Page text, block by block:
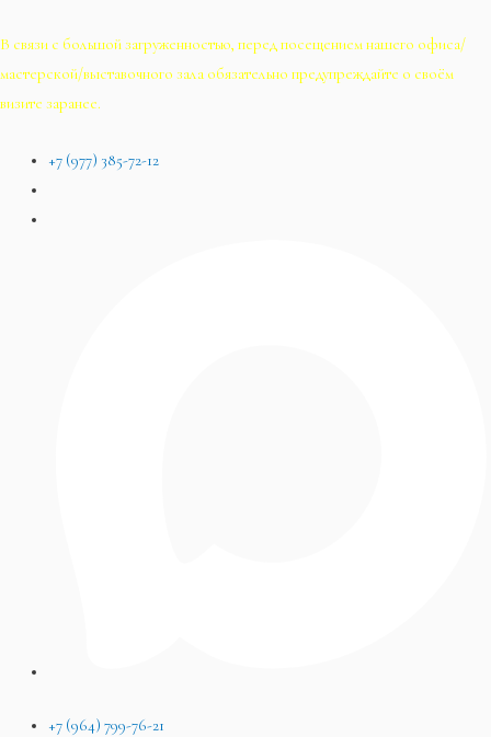
В связи с большой загруженностью, перед посещением нашего офиса/
мастерской/выставочного зала обязательно предупреждайте о своём
визите заранее.
+7 (977) 385-72-12
+7 (964) 799-76-21